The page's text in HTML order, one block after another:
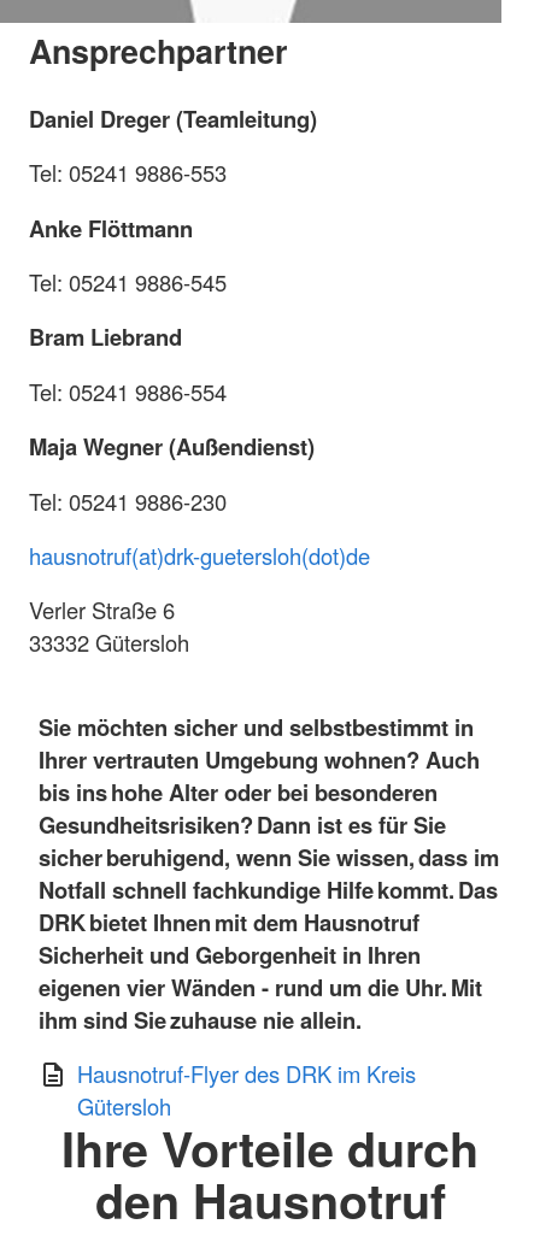
Ansprechpartner
Daniel Dreger (Teamleitung)
Tel: 05241 9886-553
Anke Flöttmann
Tel: 05241 9886-545
Bram Liebrand
Tel: 05241 9886-554
Maja Wegner (Außendienst)
Tel: 05241 9886-230
hausnotruf(at)drk-guetersloh(dot)de
Verler Straße 6
33332 Gütersloh
Sie möchten sicher und selbstbestimmt in
Ihrer vertrauten Umgebung wohnen? Auch
bis ins hohe Alter oder bei besonderen
Gesundheitsrisiken? Dann ist es für Sie
sicher beruhigend, wenn Sie wissen, dass im
Notfall schnell fachkundige Hilfe kommt.Das
DRK bietet Ihnen mit dem Hausnotruf
Sicherheit und Geborgenheit in Ihren
eigenen vier Wänden - rund um die Uhr. Mit
ihm sind Sie zuhause nie allein.
Hausnotruf-Flyer des DRK im Kreis
Gütersloh
Ihre Vorteile durch
den Hausnotruf